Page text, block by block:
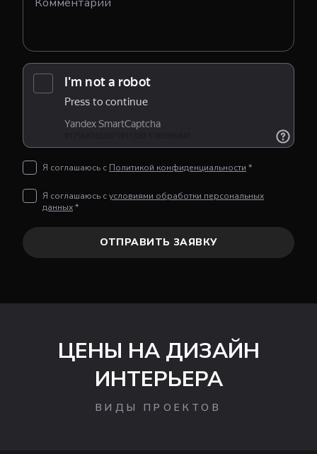
Я соглашаюсь с Политикой конфиденциальности *
Я соглашаюсь сусловиями обработки персональных
данных*
ОТПРАВИТЬ ЗАЯВКУ
ЦЕНЫ НА ДИЗАЙН
ИНТЕРЬЕРА
ВИДЫ ПРОЕКТОВ